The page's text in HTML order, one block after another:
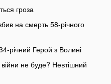
гроза
на смерть 58-річного
річний Герой з Волині
не буде? Невтішний